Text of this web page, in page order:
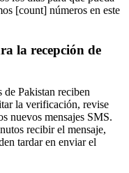
[count] números en este
la recepción de
de Pakistan reciben
la verificación, revise
nuevos mensajes SMS.
recibir el mensaje,
tardar en enviar el